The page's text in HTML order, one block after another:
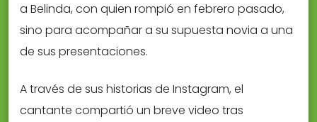
a Belinda, con quien rompió en febrero pasado,
sino para acompañar a su supuesta novia a una
de sus presentaciones.
A través de sus historias de Instagram, el
cantante compartió un breve video tras